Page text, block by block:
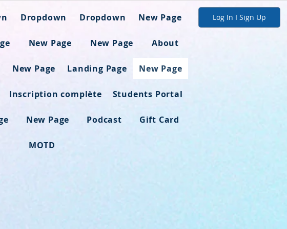
Dropdown Dropdown New Page
New Page New Page About
New Page Landing Page New Page
Inscription complète Students Portal
New Page Podcast Gift Card
MOTD
Log In I Sign Up